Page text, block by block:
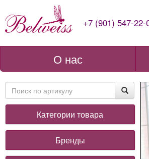
+7 (901) 547-22-
О нас
Категории товара
Бренды